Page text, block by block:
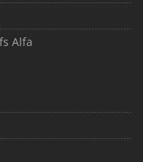
Alfa